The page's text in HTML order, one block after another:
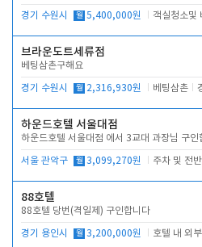
경기 수원시 월 5,400,000원 객실청소및
브라운도트세류점
베팅삼촌구해요
경기 수원시 월 2,316,930원 베팅삼촌
하운드호텔 서울대점
하운드호텔 서울대점 에서 3교대 과장님 구인
서울 관악구 월 3,099,270원
88호텔
88호텔 당번(격일제) 구인합니다
경기 용인시 월 3,200,000원